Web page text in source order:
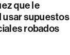
que le
usar supuestos
robados